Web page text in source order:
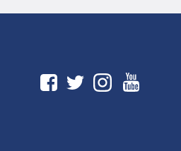
FacebookTwitterInstagram